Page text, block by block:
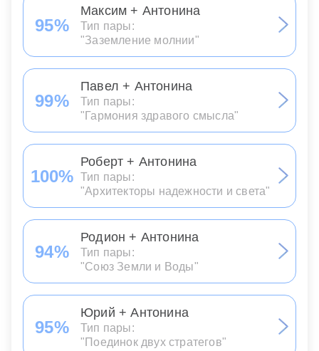
95%
Максим + Антонина
Тип пары:
"Заземление молнии"
99%
Павел + Антонина
Тип пары:
"Гармония здравого смысла"
100%
Роберт + Антонина
Тип пары:
"Архитекторы надежности и света"
94%
Родион + Антонина
Тип пары:
"Союз Земли и Воды"
95%
Юрий + Антонина
Тип пары:
"Поединок двух стратегов"